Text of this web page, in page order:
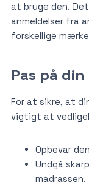
at bruge den.
anmeldelser fra
forskellige
Pas på
For at sikre, at
vigtigt at
Opbevar
Undgå
madrassen.